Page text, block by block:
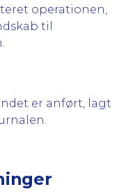
operationen,
til
er anført, lagt